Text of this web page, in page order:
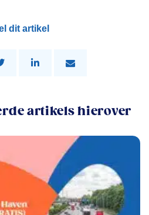
dit artikel
artikels hierover